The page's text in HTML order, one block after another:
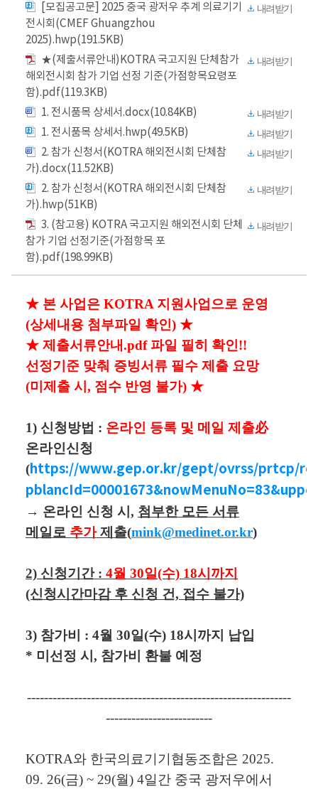
[모집공고문] 2025 중국 광저우 추계 의료기기
전시회(CMEF Ghuangzhou
2025).hwp(191.5KB)
내려받기
★(제출서류안내)KOTRA 국고지원 단체참가
해외전시회 참가 기업 선정 기준(가점항목요령포
함).pdf(119.3KB)
내려받기
1. 전시품목 상세서.docx(10.84KB) 내려받기
1. 전시품목 상세서.hwp(49.5KB) 내려받기
2. 참가 신청서(KOTRA 해외전시회 단체참
가).docx(11.52KB)
내려받기
2. 참가 신청서(KOTRA 해외전시회 단체참
가).hwp(51KB)
내려받기
3. (참고용) KOTRA 국고지원 해외전시회 단체
참가 기업 선정기준(가점항목 포
함).pdf(198.99KB)
내려받기
★ 본 사업은 KOTRA 지원사업으로 운영
(상세내용 첨부파일 확인) ★
★ 제출서류안내.pdf 파일 필히 확인!!
선정기준 맞춰 증빙서류 필수 제출 요망
(미제출 시, 점수 반영 불가) ★
1) 신청방법 : 온라인 등록 및 메일 제출必
온라인신청
(https://www.gep.or.kr/gept/ovrss/prtcp/
→ 온라인 신청 시, 첨부한 모든 서류
메일로 추가 제출(mink@medinet.or.kr)
2) 신청기간 : 4월 30일(수) 18시까지
(신청시간마감 후 신청 건, 접수 불가)
3) 참가비 : 4월 30일(수) 18시까지 납입
* 미선정 시, 참가비 환불 예정
--------------------------------------------------------------
-------------------------
KOTRA와 한국의료기기협동조합은 2025.
09. 26(금) ~ 29(월) 4일간 중국 광저우에서